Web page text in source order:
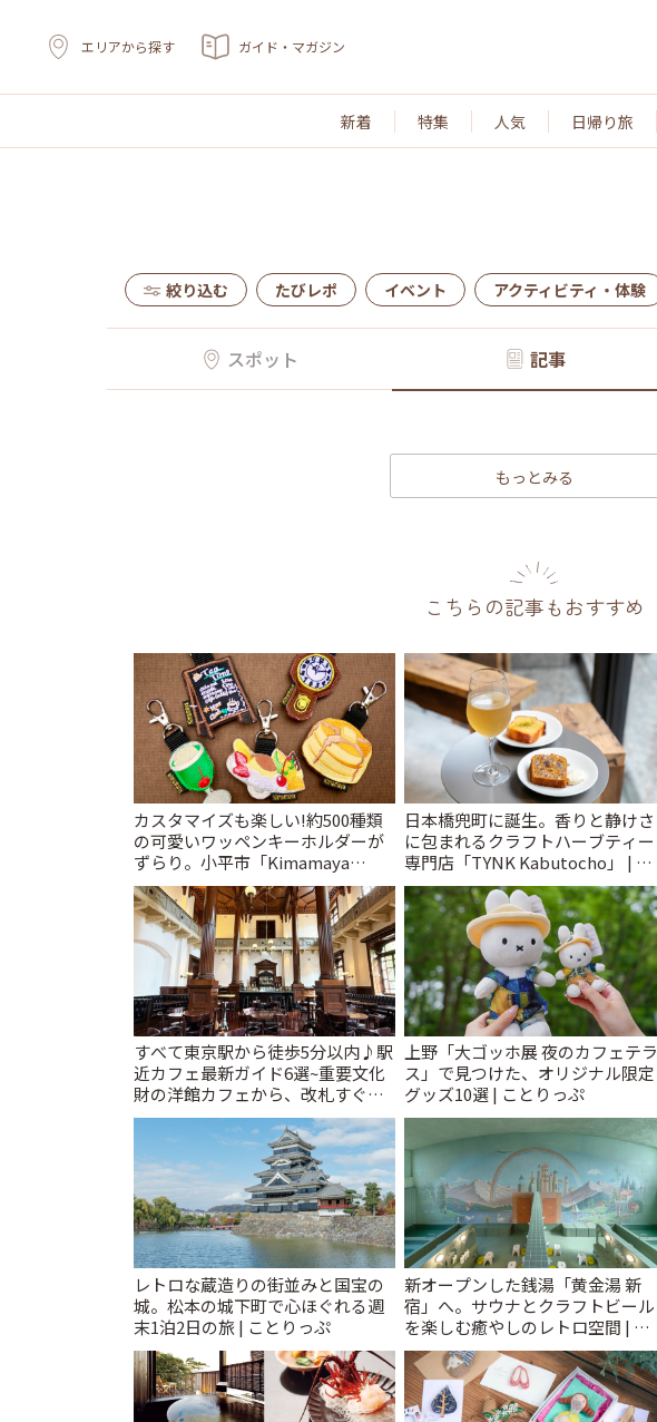
エリアから探す ガイド・マガジン
新着 特集 人気 日帰り旅
絞り込む たびレポ イベント アクティビティ・体験
スポット 記事
もっとみる
こちらの記事もおすすめ
カスタマイズも楽しい!約500種類
の可愛いワッペンキーホルダーが
ずらり。小平市「Kimamaya
T&K」 | ことりっぷ
日本橋兜町に誕生。香りと静けさ
に包まれるクラフトハーブティー
専門店「TYNK Kabutocho」 | こ
とりっぷ
すべて東京駅から徒歩5分以内♪駅
近カフェ最新ガイド6選~重要文化
財の洋館カフェから、改札すぐの
レトロ喫茶まで~ | ことりっぷ
上野「大ゴッホ展 夜のカフェテラ
ス」で見つけた、オリジナル限定
グッズ10選 | ことりっぷ
レトロな蔵造りの街並みと国宝の
城。松本の城下町で心ほぐれる週
末1泊2日の旅 | ことりっぷ
新オープンした銭湯「黄金湯 新
宿」へ。サウナとクラフトビール
を楽しむ癒やしのレトロ空間 | こ
とりっぷ